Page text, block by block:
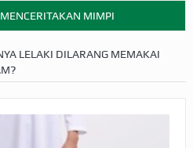
MIMPI
PERANG BADAR
LELAKI DILARANG MEMAKAI